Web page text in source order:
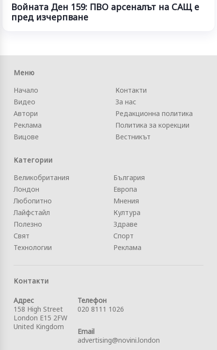
Войната Ден 159: ПВО арсеналът на САЩ е
пред изчерпване
Меню
Начало
Видео
Автори
Реклама
Вицове
Контакти
За нас
Редакционна политика
Политика за корекции
Вестникът
Категории
Великобритания
Лондон
Любопитно
Лайфстайл
Полезно
Свят
Технологии
България
Европа
Мнения
Култура
Здраве
Спорт
Реклама
Контакти
Адрес
158 High Street
London E15 2FW
United Kingdom
Телефон
020 8111 1026
Email
advertising@novini.london